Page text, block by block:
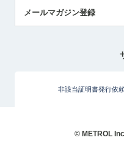
メールマガジン登録
非該当証明書発行依
© METROL